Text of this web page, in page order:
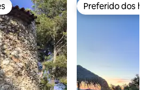
dos hóspedes Preferido dos
Preferido dos